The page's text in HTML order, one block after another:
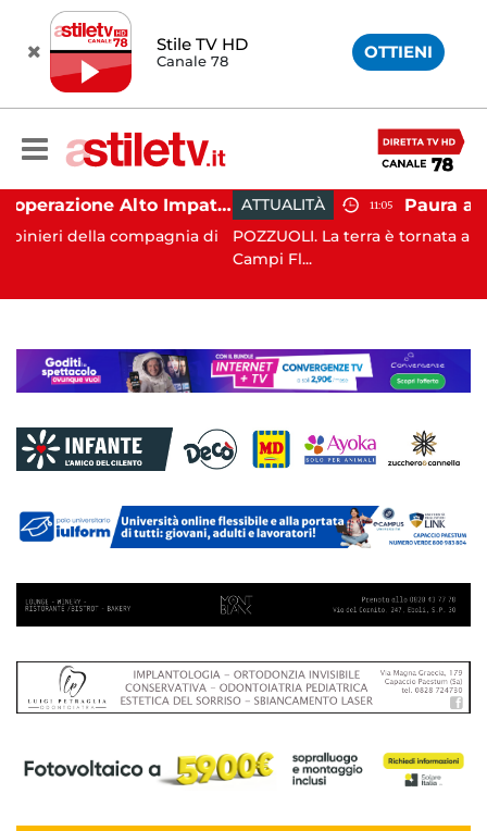
Stile TV HD
Canale 78 OTTIENI
Napoli, operazione Alto Impatto: trovate 252 dosi di droga
compagnia di
ATTUALITÀ 11:05
POZZUOLI. La terra è tornata a tremare